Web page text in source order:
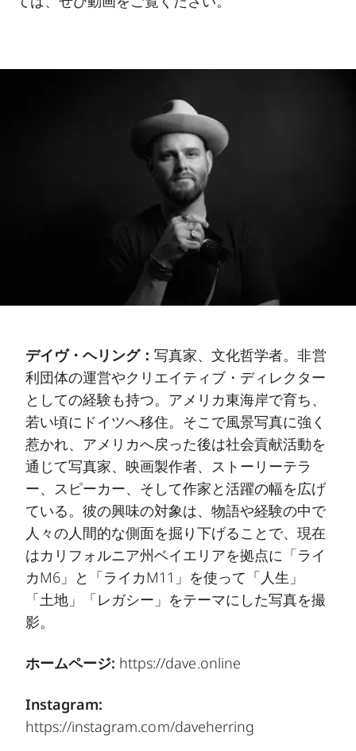
デイヴ・ヘリング：写真家、文化哲学者。非営
利団体の運営やクリエイティブ・ディレクター
としての経験も持つ。アメリカ東海岸で育ち、
若い頃にドイツへ移住。そこで風景写真に強く
惹かれ、アメリカへ戻った後は社会貢献活動を
通じて写真家、映画製作者、ストーリーテラ
ー、スピーカー、そして作家と活躍の幅を広げ
ている。彼の興味の対象は、物語や経験の中で
人々の人間的な側面を掘り下げることで、現在
はカリフォルニア州ベイエリアを拠点に「ライ
カM6」と「ライカM11」を使って「人生」
「土地」「レガシー」をテーマにした写真を撮
影。
ホームページ: https://dave.online
Instagram:
https://instagram.com/daveherring